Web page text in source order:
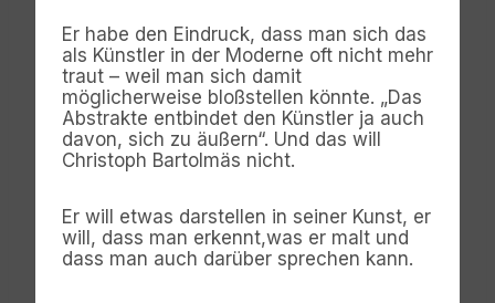
Er habe den Eindruck, dass man sich das
als Künstler in der Moderne oft nicht mehr
traut – weil man sich damit
möglicherweise bloßstellen könnte. „Das
Abstrakte entbindet den Künstler ja auch
davon, sich zu äußern“. Und das will
Christoph Bartolmäs nicht.
Er will etwas darstellen in seiner Kunst, er
will, dass man erkennt,was er malt und
dass man auch darüber sprechen kann.